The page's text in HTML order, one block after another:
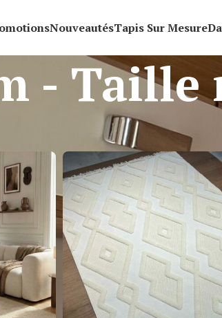
NouveautésTapis Sur Mesure
- Taille